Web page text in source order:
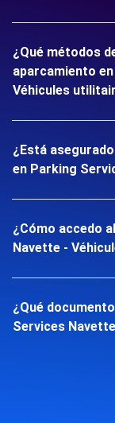
¿Qué métodos
aparcamiento
Véhicules
¿Está
en Parking
¿Cómo accedo
Navette -
¿Qué
Services